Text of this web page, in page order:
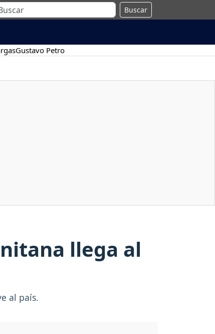
Buscar
Gustavo Petro
llega al
al país.